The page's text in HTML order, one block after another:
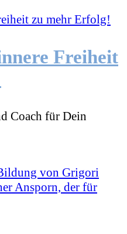
Freiheit
Coach für Dein
von Grigori
Ansporn, der für